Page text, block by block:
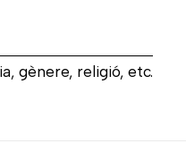
gènere, religió, etc.